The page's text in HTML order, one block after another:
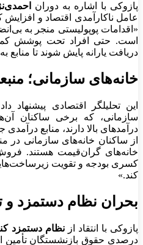
پازوکی با اشاره به دوران
عامل ناکارآمدی اقتصاد و
«اقدامات پوپولیستی منجر به
است. حتی افراد تحت پوشش
دریافت یارانه پایش شوند تا منابع
خانه‌های سازمانی؛
این تحلیلگر اقتصادی
سازمانی، که برخی ساکنان
درآمدهای بالا دارند، منابع
از ساکنان خانه‌های سازمانی در
خانه‌های گران‌قیمت هستند.
کسری بودجه و تقویت
کند.»
بحران نظام دستمزد و
پازوکی با انتقاد ازنظام دستمزد